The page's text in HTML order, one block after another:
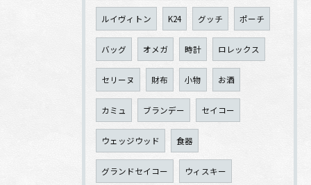
ルイヴィトン K24 グッチ ポーチ
バッグ オメガ 時計 ロレックス
セリーヌ 財布 小物 お酒
カミュ ブランデー セイコー
ウェッジウッド 食器
グランドセイコー ウィスキー